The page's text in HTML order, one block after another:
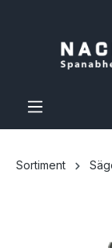
Sortiment